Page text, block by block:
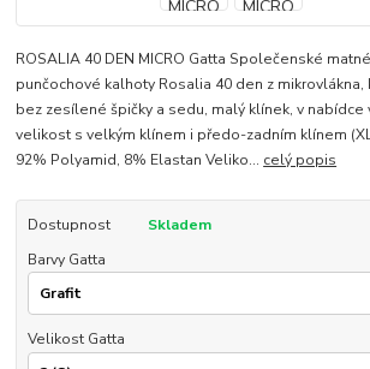
ROSALIA 40 DEN MICRO Gatta Společenské
punčochové kalhoty Rosalia 40 den z
bez zesílené špičky a sedu, malý klínek, v
velikost s velkým klínem i předo-zadním klínem
92% Polyamid, 8% Elastan Veliko... celý popis
Dostupnost
Skladem
Barvy Gatta
Velikost Gatta